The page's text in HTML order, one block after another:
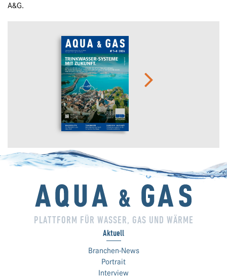
A&G.
PLATTFORM FÜR WASSER, GAS UND WÄRME
Aktuell
Branchen-News
Portrait
Interview